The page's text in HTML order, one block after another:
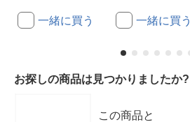
一緒に買う 一緒に買う
お探しの商品は見つかりましたか?
この商品と